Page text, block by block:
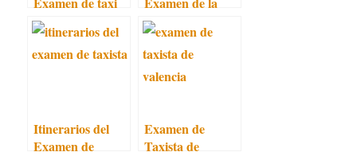
de Barcelona
Cartilla
Itinerarios del
Examen de
Examen de
Taxista de